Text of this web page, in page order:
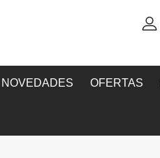
NOVEDADES OFERTAS